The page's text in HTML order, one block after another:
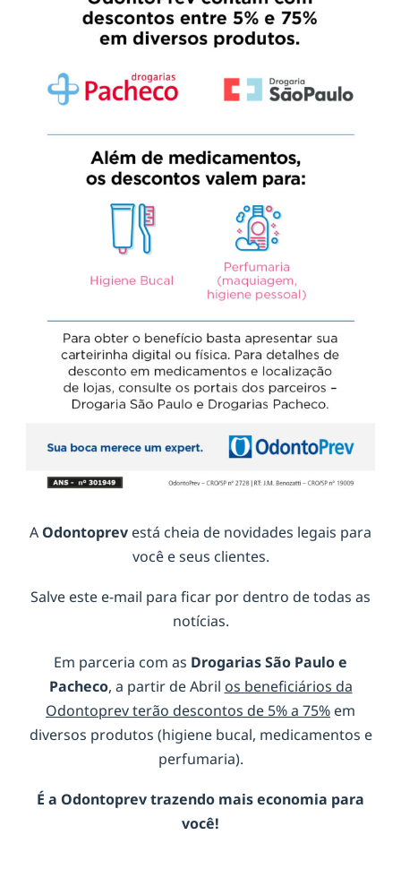
A Odontoprev está cheia de novidades legais para
você e seus clientes.
Salve este e-mail para ficar por dentro de todas as
notícias.
Em parceria com as Drogarias São Paulo e
Pacheco, a partir de Abril os beneficiários da
Odontoprev terão descontos de 5% a 75% em
diversos produtos (higiene bucal, medicamentos e
perfumaria).
É a Odontoprevtrazendo mais economia para
você!